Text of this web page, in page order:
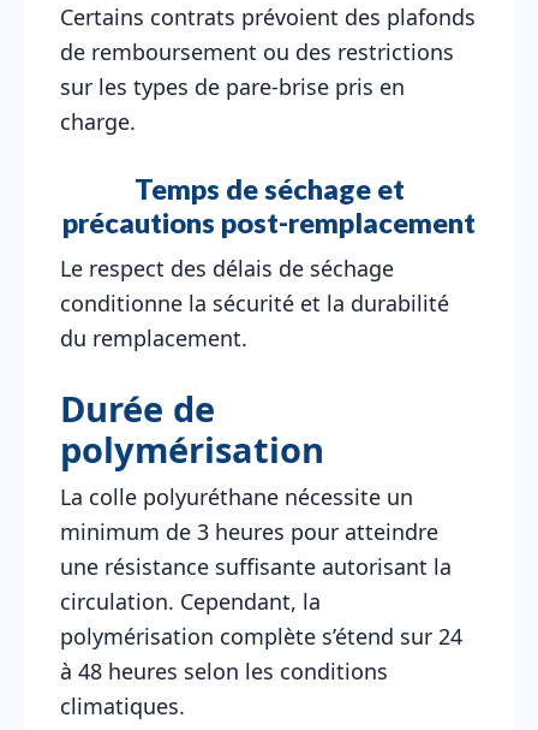
Certains contrats prévoient des plafonds
de remboursement ou des restrictions
sur les types de pare-brise pris en
charge.
Temps de séchage et
précautions post-remplacement
Le respect des délais de séchage
conditionne la sécurité et la durabilité
du remplacement.
Durée de
polymérisation
La colle polyuréthane nécessite un
minimum de 3 heures pour atteindre
une résistance suffisante autorisant la
circulation. Cependant, la
polymérisation complète s’étend sur 24
à 48 heures selon les conditions
climatiques.